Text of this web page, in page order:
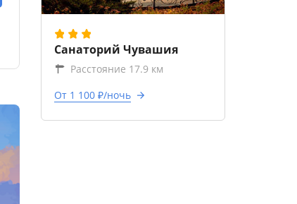
Санаторий Чувашия
Расстояние 17.9 км
От 1 100 ₽/ночь